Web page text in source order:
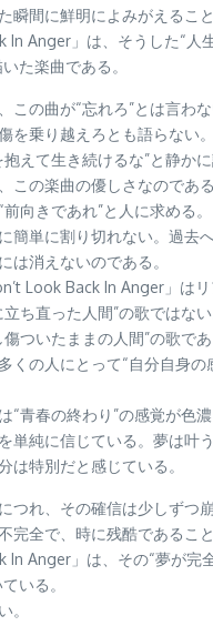
瞬間に鮮明によみがえること
In Anger」は、そうした“人
た楽曲である。
この曲が“忘れろ”とは言わな
を乗り越えろとも語らない。
えて生き続けるな”と静かに
この楽曲の優しさなのである
向きであれ”と人に求める
簡単に割り切れない。過去
は消えないのである。
Look Back In Anger」はリ
ち直った人間”の歌ではない
ついたままの人間”の歌であ
くの人にとって“自分自身の
“青春の終わり”の感覚が色濃
単純に信じている。夢は叶
は特別だと感じている。
つれ、その確信は少しずつ
完全で、時に残酷であるこ
In Anger」は、その“夢が完
いる。
。